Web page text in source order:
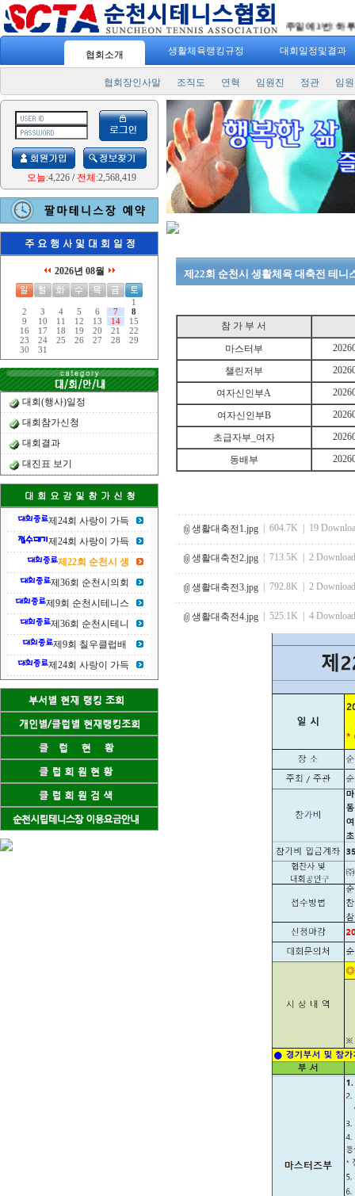
"스포츠 7330" 일주일에 3번! 하루 30
협회소개 생활체육랭킹규정 대회일정및결과
협회장인사말 조직도 연혁 임원진 정관 임
오늘:4,226/ 전체 :2,568,419
2026년 08월
1
2
3 4 5 6 7
8
9
10 11 12 13 14
15
16
17 18 19 20 21
22
23
24 25 26 27 28
29
30
31
대회(행사)일정
대회참가신청
대회결과
대진표 보기
제24회 사랑이 가득
제24회 사랑이 가득
제22회 순천시 생
제36회 순천시의회
제9회 순천시테니스
제36회 순천시테니
제9회 칠우클럽배
제24회 사랑이 가득
제22회 순천시 생활체육 대축전 테니
참 가 부 서
마스터부
챌린저부
여자신인부A
여자신인부B
초급자부_여자
동배부
생활대축전1.jpg| 604.7K | 19
생활대축전2.jpg| 713.5K | 2
생활대축전3.jpg| 792.8K | 2
생활대축전4.jpg| 525.1K | 4